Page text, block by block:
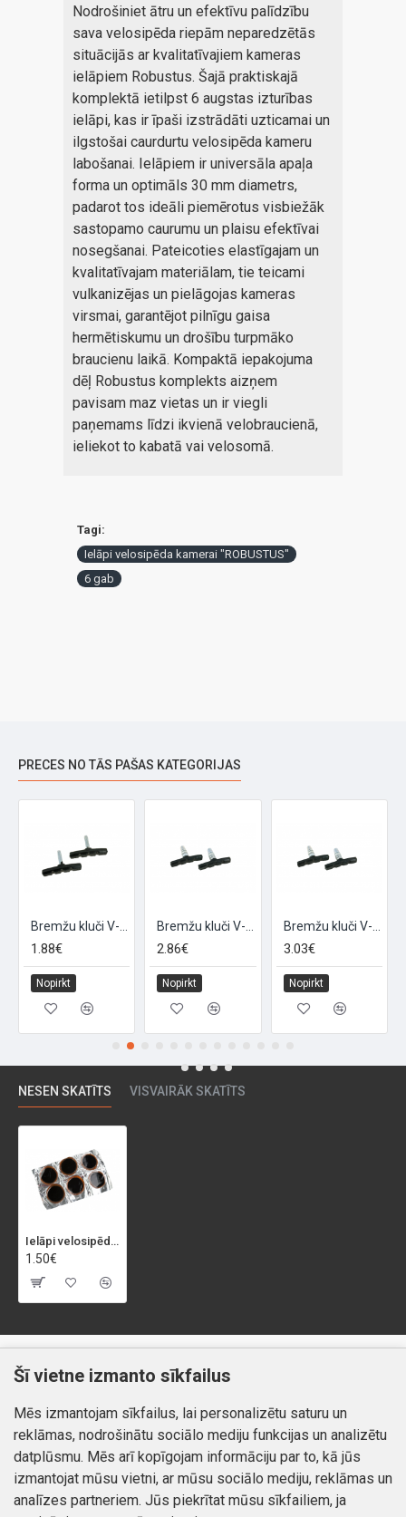
Nodrošiniet ātru un efektīvu palīdzību
sava velosipēda riepām neparedzētās
situācijās ar kvalitatīvajiem kameras
ielāpiem Robustus. Šajā praktiskajā
komplektā ietilpst 6 augstas izturības
ielāpi, kas ir īpaši izstrādāti uzticamai un
ilgstošai caurdurtu velosipēda kameru
labošanai. Ielāpiem ir universāla apaļa
forma un optimāls 30 mm diametrs,
padarot tos ideāli piemērotus visbiežāk
sastopamo caurumu un plaisu efektīvai
nosegšanai. Pateicoties elastīgajam un
kvalitatīvajam materiālam, tie teicami
vulkanizējas un pielāgojas kameras
virsmai, garantējot pilnīgu gaisa
hermētiskumu un drošību turpmāko
braucienu laikā. Kompaktā iepakojuma
dēļ Robustus komplekts aizņem
pavisam maz vietas un ir viegli
paņemams līdzi ikvienā velobraucienā,
ieliekot to kabatā vai velosomā.
Tagi:
Ielāpi velosipēda kamerai "ROBUSTUS"
6 gab
PRECES NO TĀS PAŠAS KATEGORIJAS
1.88€
Nopirkt
2.86€
Nopirkt
3.03€
Nopirkt
NESEN SKATĪTS VISVAIRĀK SKATĪTS
Ielāpi velosipēda kamerai "ROBUSTUS", 6 gab
1.50€
Klientiem
Kontakti
Preču atgriešana
Mans profils
Mans profils
Pasūtījumi
Piegāde un apmaksa
Atteikuma tiesības
Privātuma politika
Kontakti
Šī vietne izmanto sīkfailus
Mēs izmantojam sīkfailus, lai personalizētu saturu un
reklāmas, nodrošinātu sociālo mediju funkcijas un analizētu
datplūsmu. Mēs arī kopīgojam informāciju par to, kā jūs
izmantojat mūsu vietni, ar mūsu sociālo mediju, reklāmas un
analīzes partneriem. Jūs piekrītat mūsu sīkfailiem, ja